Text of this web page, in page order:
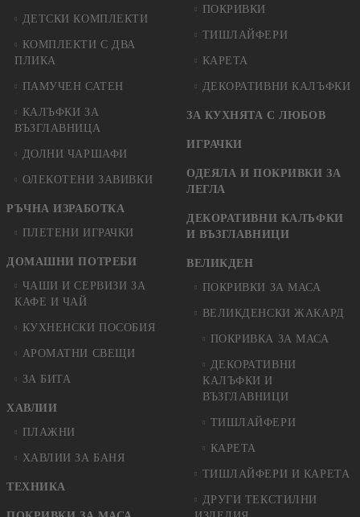
ДЕТСКИ КОМПЛЕКТИ
КОМПЛЕКТИ С ДВА
ПЛИКА
ПАМУЧЕН САТЕН
КАЛЪФКИ ЗА
ВЪЗГЛАВНИЦА
ДОЛНИ ЧАРШАФИ
ОЛЕКОТЕНИ ЗАВИВКИ
РЪЧНА ИЗРАБОТКА
ПЛЕТЕНИ ИГРАЧКИ
ДОМАШНИ ПОТРЕБИ
ЧАШИ И СЕРВИЗИ ЗА
КАФЕ И ЧАЙ
КУХНЕНСКИ ПОСОБИЯ
АРОМАТНИ СВЕЩИ
ЗА БИТА
ХАВЛИИ
ПЛАЖНИ
ХАВЛИИ ЗА БАНЯ
ТЕХНИКА
ПОКРИВКИ
ТИШЛАЙФЕРИ
КАРЕТА
ДЕКОРАТИВНИ КАЛЪФКИ
ЗА КУХНЯТА С ЛЮБОВ
ИГРАЧКИ
ОДЕЯЛА И ПОКРИВКИ ЗА
ЛЕГЛА
ДЕКОРАТИВНИ КАЛЪФКИ
И ВЪЗГЛАВНИЦИ
ВЕЛИКДЕН
ПОКРИВКИ ЗА МАСА
ВЕЛИКДЕНСКИ ЖАКАРД
ПОКРИВКА ЗА МАСА
ДЕКОРАТИВНИ
КАЛЪФКИ И
ВЪЗГЛАВНИЦИ
ТИШЛАЙФЕРИ
КАРЕТА
ТИШЛАЙФЕРИ И КАРЕТА
ДРУГИ ТЕКСТИЛНИ